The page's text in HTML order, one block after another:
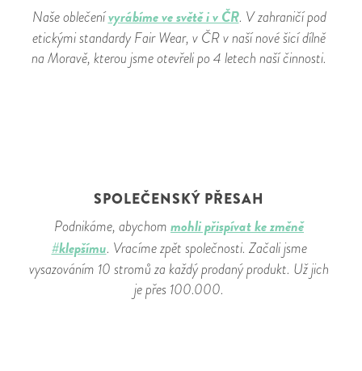
Naše oblečenívyrábíme ve světě i v ČR. V zahraničí pod
etickými standardy Fair Wear, v ČR v naší nové šicí dílně
na Moravě, kterou jsme otevřeli po 4 letech naší činnosti.
SPOLEČENSKÝ PŘESAH
Podnikáme, abychom mohli přispívat ke změně
#klepšímu. Vracíme zpět společnosti. Začali jsme
vysazováním 10 stromů za každý prodaný produkt. Už jich
je přes 100.000.